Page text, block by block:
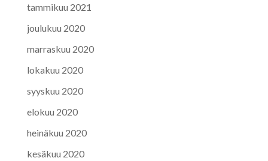
tammikuu 2021
joulukuu 2020
marraskuu 2020
lokakuu 2020
syyskuu 2020
elokuu 2020
heinäkuu 2020
kesäkuu 2020